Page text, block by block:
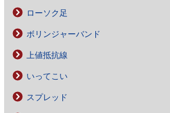
ローソク足
ボリンジャーバンド
上値抵抗線
いってこい
スプレッド